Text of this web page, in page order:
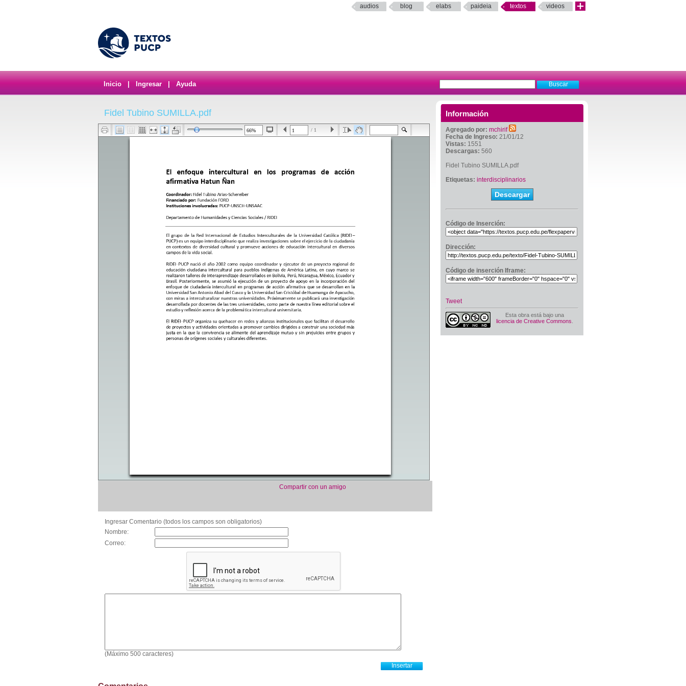
audios blog elabs paideia textos videos
Inicio Ingresar Ayuda
Información
Agregado por: mchirif
Fecha de Ingreso: 21/01/12
Vistas: 1551
Descargas: 560
Fidel Tubino SUMILLA.pdf
Etiquetas: interdisciplinarios
Descargar
Código de Inserción:
Dirección:
Código de inserción Iframe:
Tweet
Esta obra está bajo una
licencia de Creative Commons
Fidel Tubino SUMILLA.pdf
/ 1
Compartir con un amigo
Ingresar Comentario (todos los campos son obligatorios)
Nombre:
Correo:
(Máximo 500 caracteres)